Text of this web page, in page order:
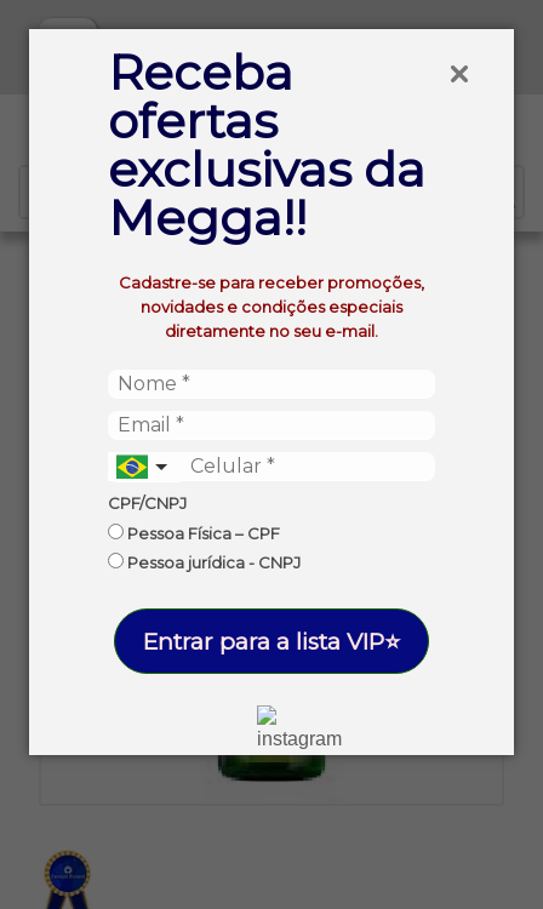
Receba
ofertas
exclusivas da
Megga!!
Cadastre-se para receber promoções,
novidades e condições especiais
diretamente no seu e-mail.
CPF/CNPJ
Pessoa Física – CPF
Pessoa jurídica - CNPJ
Entrar para a lista VIP⭐
WHISKY IRLANDES JAMESON 750ML